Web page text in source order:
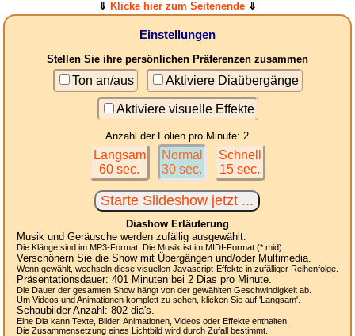
⇓ Klicke hier zum Seitenende ⇓
Einstellungen
Stellen Sie ihre persönlichen Präferenzen zusammen
Ton an/aus Aktiviere Diaübergänge
Aktiviere visuelle Effekte
Anzahl der Folien pro Minute: 2
Langsam
60 sec.
Normal
30 sec.
Schnell
15 sec.
Diashow Erläuterung
Musik und Geräusche werden zufällig ausgewählt.
Die Klänge sind im MP3-Format. Die Musik ist im MIDI-Format (*.mid).
Verschönern Sie die Show mit Übergängen und/oder Multimedia.
Wenn gewählt, wechseln diese visuellen Javascript-Effekte in zufälliger Reihenfolge.
Präsentationsdauer: 401 Minuten bei 2 Dias pro Minute.
Die Dauer der gesamten Show hängt von der gewählten Geschwindigkeit ab.
Um Videos und Animationen komplett zu sehen, klicken Sie auf 'Langsam'.
Schaubilder Anzahl: 802dia's.
Eine Dia kann Texte, Bilder, Animationen, Videos oder Effekte enthalten.
Die Zusammensetzung eines Lichtbild wird durch Zufall bestimmt.